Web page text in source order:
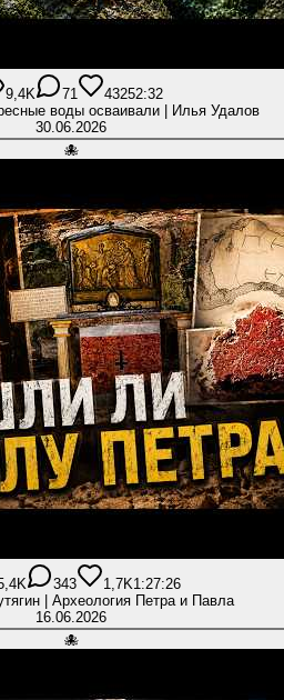
9,4K 71 43252:32
воды осваивали | Илья Удалов
30.06.2026
🐙
343 1,7K1:27:26
| Археология Петра и Павла
16.06.2026
🐙